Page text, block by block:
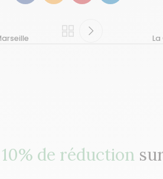
10% de réduction